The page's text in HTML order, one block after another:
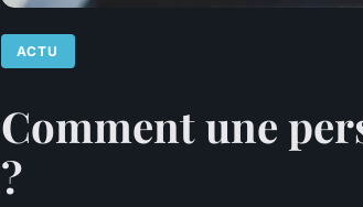
ACTU
Comment une
?